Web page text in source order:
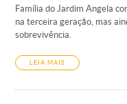
Família do Jardim Angela
na terceira geração, mas
sobrevivência.
LEIA MAIS